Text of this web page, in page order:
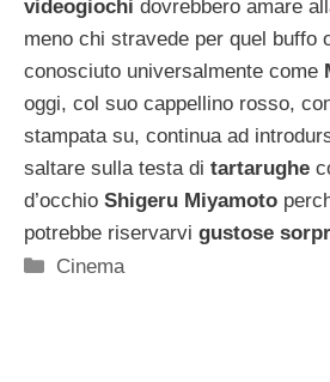
videogiochi dovrebbero amare
meno chi stravede per quel buffo
conosciuto universalmente come
oggi, col suo cappellino rosso,
stampata su, continua ad
saltare sulla testa di tartarughe
d’occhio Shigeru Miyamoto
potrebbe riservarvi gustose
Categorie
Cinema